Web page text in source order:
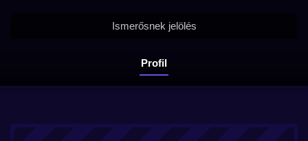
Profil
Ismerősnek jelölés